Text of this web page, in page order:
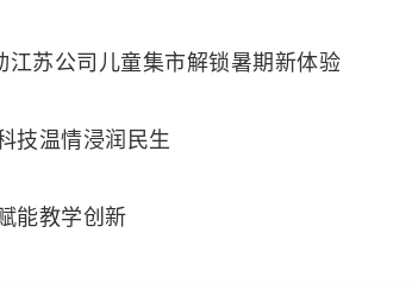
江苏公司儿童集市解锁暑期新体验
技温情浸润民生
能教学创新